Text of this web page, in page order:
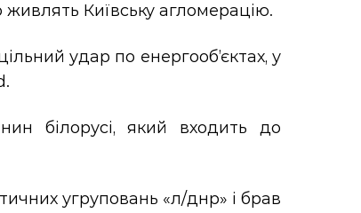
Київську агломерацію.
удар по енергооб’єктах, у
білорусі, який входить до
угруповань «л/днр» і брав